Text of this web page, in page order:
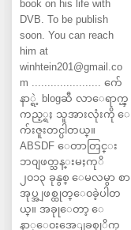
book on his life with
DVB. To be publish
soon. You can reach
him at
winhtein201@gmail.co
m ...................... က်ေ
နာ္ရဲ့ blogဆီ လာေရာက္ၾ
ကည့္ရႈ သူအားလုံးကို ေ
က်းဇူးတင္ပါတယ္။
ABSDF ေတာတြင္း
ဘ၀ျဖတ္သန္းမႈကုိ
၂၀၁၃ ခုနွစ္ ေမလမွာ စာ
အုပ္အျဖစ္ထုတ္ေ၀ခဲ့ပါတ
ယ္။ အခုုေတာ့ ေ
နာ္ေ၀းအေျခစုုိက္